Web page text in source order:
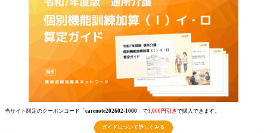
当サイト限定のクーポンコード「 carenote202602-1000 」で1,000円引きで購入できます。
ガイドについて詳しくみる